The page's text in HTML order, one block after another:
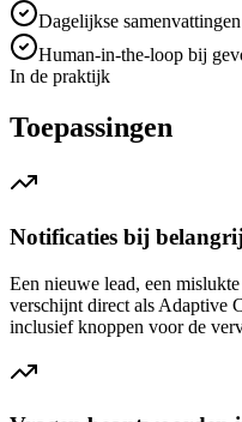
Dagelijkse
Human-in-the-loop bij
In de praktijk
Toepassingen
Notificaties bij
Een nieuwe lead, een
verschijnt direct als Adaptive
inclusief knoppen voor de